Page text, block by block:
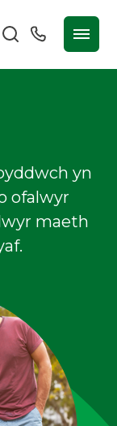
yn
ofalwyr
maeth